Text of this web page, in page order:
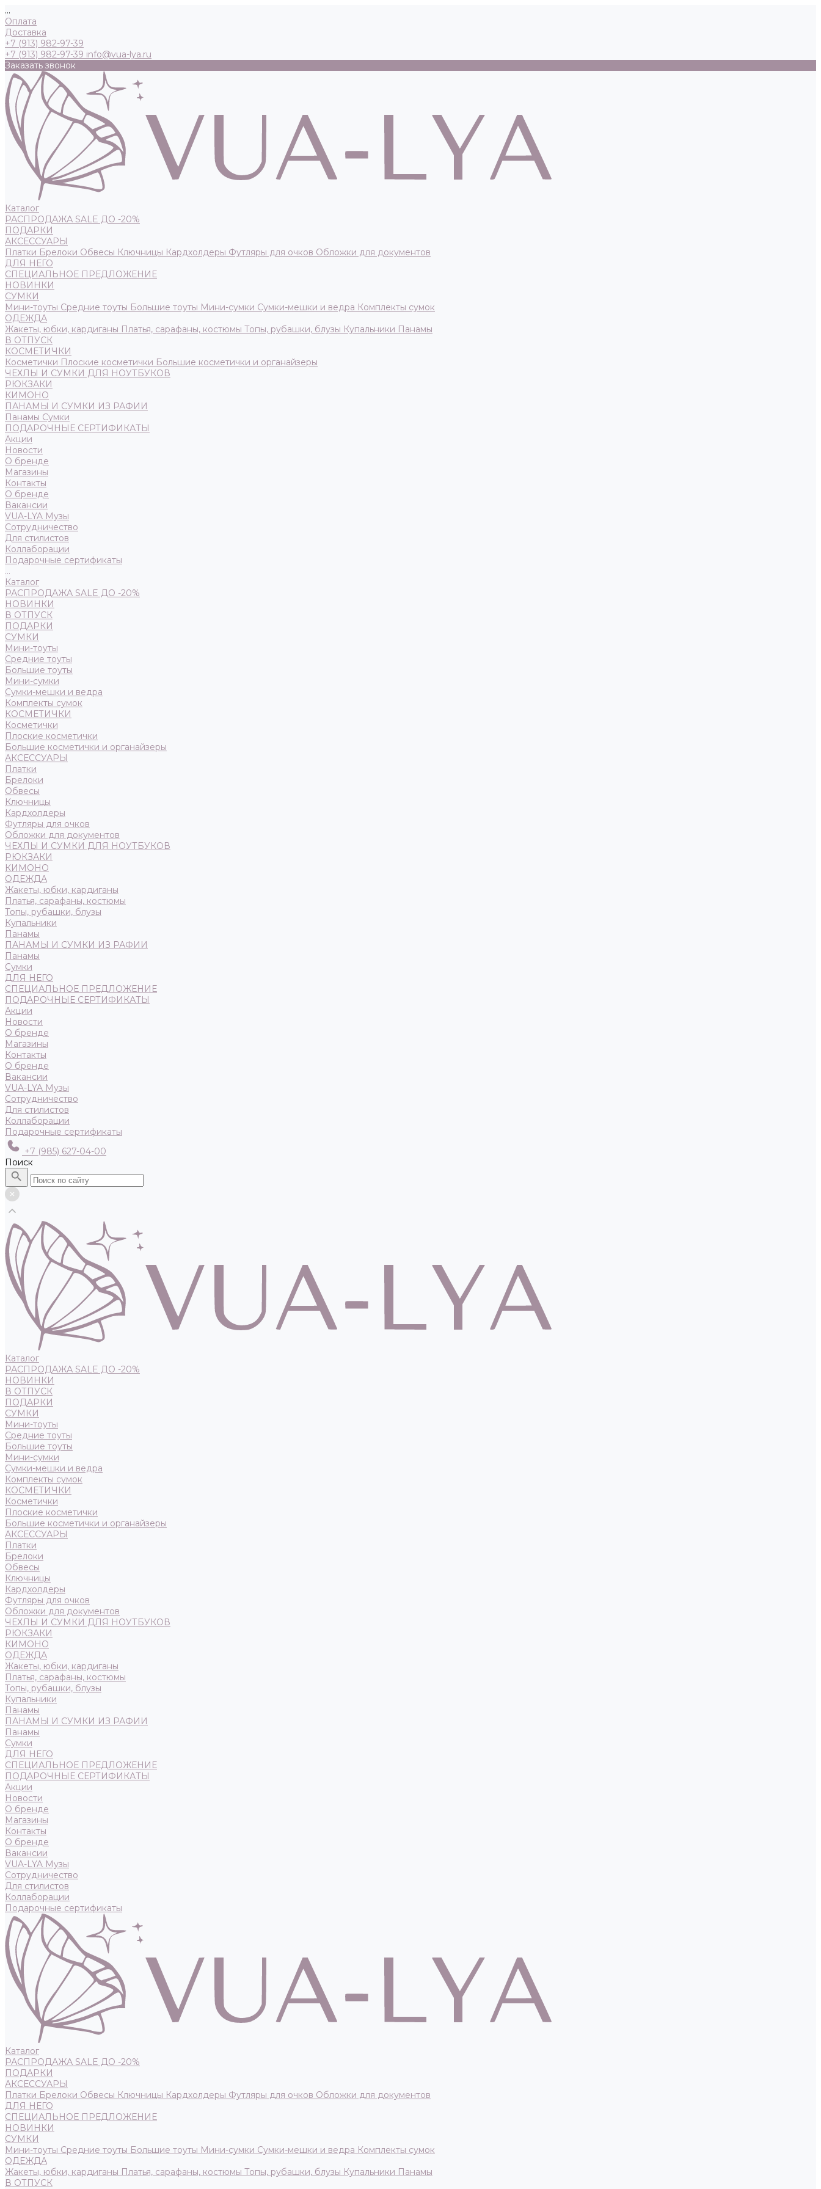
...
Оплата
Доставка
+7 (913) 982-97-39
+7 (913) 982-97-39 info@vua-lya.ru
Заказать звонок
Каталог
РАСПРОДАЖА SALE ДО -20%
ПОДАРКИ
АКСЕССУАРЫ
Платки Брелоки Обвесы Ключницы Кардхолдеры Футляры для очков Обложки для документов
ДЛЯ НЕГО
СПЕЦИАЛЬНОЕ ПРЕДЛОЖЕНИЕ
НОВИНКИ
СУМКИ
Мини-тоуты Средние тоуты Большие тоуты Мини-сумки Сумки-мешки и ведра Комплекты сумок
ОДЕЖДА
Жакеты, юбки, кардиганы Платья, сарафаны, костюмы Топы, рубашки, блузы Купальники Панамы
В ОТПУСК
КОСМЕТИЧКИ
Косметички Плоские косметички Большие косметички и органайзеры
ЧЕХЛЫ И СУМКИ ДЛЯ НОУТБУКОВ
РЮКЗАКИ
КИМОНО
ПАНАМЫ И СУМКИ ИЗ РАФИИ
Панамы Сумки
ПОДАРОЧНЫЕ СЕРТИФИКАТЫ
Акции
Новости
О бренде
Магазины
Контакты
О бренде
Вакансии
VUA-LYA Музы
Сотрудничество
Для стилистов
Коллаборации
Подарочные сертификаты
...
Каталог
РАСПРОДАЖА SALE ДО -20%
НОВИНКИ
В ОТПУСК
ПОДАРКИ
СУМКИ
Мини-тоуты
Средние тоуты
Большие тоуты
Мини-сумки
Сумки-мешки и ведра
Комплекты сумок
КОСМЕТИЧКИ
Косметички
Плоские косметички
Большие косметички и органайзеры
АКСЕССУАРЫ
Платки
Брелоки
Обвесы
Ключницы
Кардхолдеры
Футляры для очков
Обложки для документов
ЧЕХЛЫ И СУМКИ ДЛЯ НОУТБУКОВ
РЮКЗАКИ
КИМОНО
ОДЕЖДА
Жакеты, юбки, кардиганы
Платья, сарафаны, костюмы
Топы, рубашки, блузы
Купальники
Панамы
ПАНАМЫ И СУМКИ ИЗ РАФИИ
Панамы
Сумки
ДЛЯ НЕГО
СПЕЦИАЛЬНОЕ ПРЕДЛОЖЕНИЕ
ПОДАРОЧНЫЕ СЕРТИФИКАТЫ
Акции
Новости
О бренде
Магазины
Контакты
О бренде
Вакансии
VUA-LYA Музы
Сотрудничество
Для стилистов
Коллаборации
Подарочные сертификаты
+7 (985) 627-04-00
Поиск
Каталог
РАСПРОДАЖА SALE ДО -20%
НОВИНКИ
В ОТПУСК
ПОДАРКИ
СУМКИ
Мини-тоуты
Средние тоуты
Большие тоуты
Мини-сумки
Сумки-мешки и ведра
Комплекты сумок
КОСМЕТИЧКИ
Косметички
Плоские косметички
Большие косметички и органайзеры
АКСЕССУАРЫ
Платки
Брелоки
Обвесы
Ключницы
Кардхолдеры
Футляры для очков
Обложки для документов
ЧЕХЛЫ И СУМКИ ДЛЯ НОУТБУКОВ
РЮКЗАКИ
КИМОНО
ОДЕЖДА
Жакеты, юбки, кардиганы
Платья, сарафаны, костюмы
Топы, рубашки, блузы
Купальники
Панамы
ПАНАМЫ И СУМКИ ИЗ РАФИИ
Панамы
Сумки
ДЛЯ НЕГО
СПЕЦИАЛЬНОЕ ПРЕДЛОЖЕНИЕ
ПОДАРОЧНЫЕ СЕРТИФИКАТЫ
Акции
Новости
О бренде
Магазины
Контакты
О бренде
Вакансии
VUA-LYA Музы
Сотрудничество
Для стилистов
Коллаборации
Подарочные сертификаты
Каталог
РАСПРОДАЖА SALE ДО -20%
ПОДАРКИ
АКСЕССУАРЫ
Платки Брелоки Обвесы Ключницы Кардхолдеры Футляры для очков Обложки для документов
ДЛЯ НЕГО
СПЕЦИАЛЬНОЕ ПРЕДЛОЖЕНИЕ
НОВИНКИ
СУМКИ
Мини-тоуты Средние тоуты Большие тоуты Мини-сумки Сумки-мешки и ведра Комплекты сумок
ОДЕЖДА
Жакеты, юбки, кардиганы Платья, сарафаны, костюмы Топы, рубашки, блузы Купальники Панамы
В ОТПУСК